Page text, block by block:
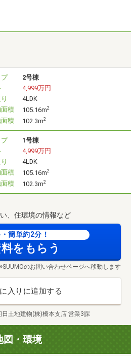
合がありますので、
ると、
軽にどうぞ！
れがあるけど平気？
でるけど借り換えは？
るの？
」、「どのくらい」が効果
の銀行で借りるとお得なの？
しております☆
いよう、ＤＶＤ、
どキッズスペースも
ご安心下さい。
ございます。
プ
2号棟
4,999万円
4LDK
積
105.16m2
積 102.3m2
プ
1号棟
4,999万円
4LDK
積
105.16m2
積 102.3m2
、住環境の情報など
簡単約2分！
をもらう
のお問い合わせページへ移動します
入りに追加する
日土地建物(株)橋本支店 営業3課
図・環境